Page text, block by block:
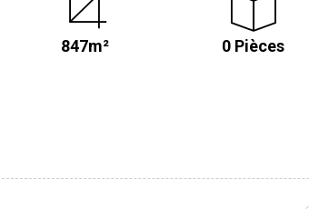
de COS, prévoir un assainissement individuel. PRIX
entre vendeur et acquéreur. Honoraires acquéreur
847m² 0 Pièces